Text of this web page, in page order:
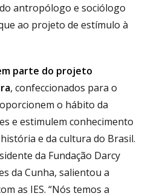
antropólogo e sociólogo
ao projeto de estímulo à
parte do projeto
, confeccionados para o
o hábito da
e estimulem conhecimento
e da cultura do Brasil.
da Fundação Darcy
da Cunha, salientou a
as IES. “Nós temos a